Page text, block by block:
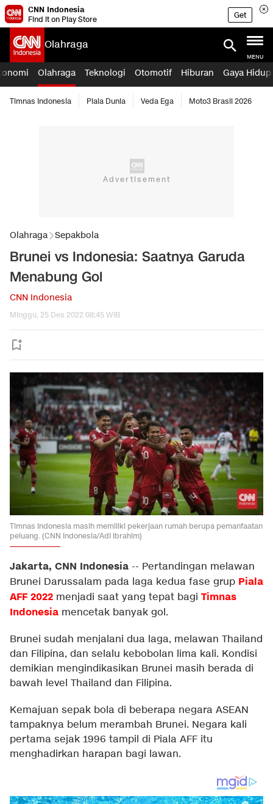
CNN Indonesia
Find it on Play Store
Get
Olahraga
MENU
Olahraga Teknologi Otomotif Hiburan Gaya Hidup
Timnas Indonesia Piala Dunia Veda Ega Moto3 Brasil 2026
Olahraga Sepakbola
Brunei vs Indonesia: Saatnya Garuda
Menabung Gol
CNN Indonesia
Minggu, 25 Des 2022 08:45 WIB
Timnas Indonesia masih memiliki pekerjaan rumah berupa pemanfaatan
peluang. (CNN Indonesia/Adi Ibrahim)
Jakarta, CNN Indonesia -- Pertandingan melawan
Brunei Darussalam pada laga kedua fase grup Piala
AFF 2022 menjadi saat yang tepat bagi Timnas
Indonesia mencetak banyak gol.
Brunei sudah menjalani dua laga, melawan Thailand
dan Filipina, dan selalu kebobolan lima kali. Kondisi
demikian mengindikasikan Brunei masih berada di
bawah level Thailand dan Filipina.
Kemajuan sepak bola di beberapa negara ASEAN
tampaknya belum merambah Brunei. Negara kali
pertama sejak 1996 tampil di Piala AFF itu
menghadirkan harapan bagi lawan.